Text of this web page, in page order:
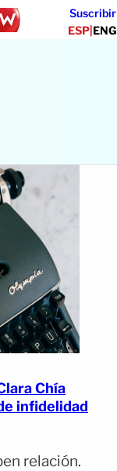
Suscribir
ESP|ENG
Chía
infidelidad
relación.